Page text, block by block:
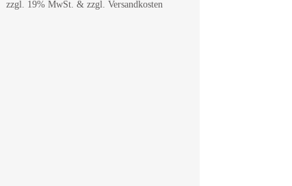
zzgl. 19% MwSt. & zzgl. Versandkosten